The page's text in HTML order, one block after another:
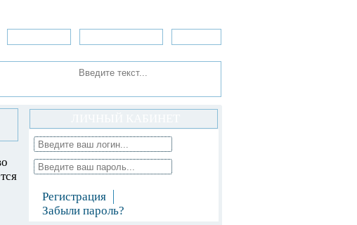
Регистрация
Забыли пароль?